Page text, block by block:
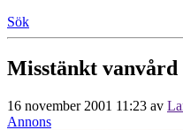
Sök
Misstänkt
16 november 2001 11:23 av
Annons